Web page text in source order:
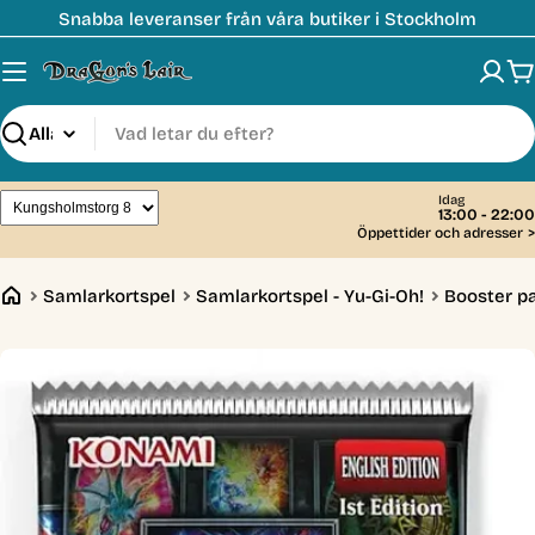
till
innehåll
Snabba leveranser från våra butiker i Stockholm
Sök
Idag
13:00 - 22:00
Öppettider och adresser >
Samlarkortspel Samlarkortspel - Yu-Gi-Oh! Booster